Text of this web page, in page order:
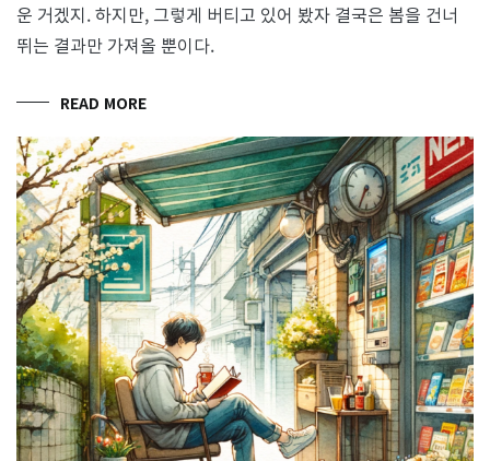
운 거겠지. 하지만, 그렇게 버티고 있어 봤자 결국은 봄을 건너
뛰는 결과만 가져올 뿐이다.
READ MORE